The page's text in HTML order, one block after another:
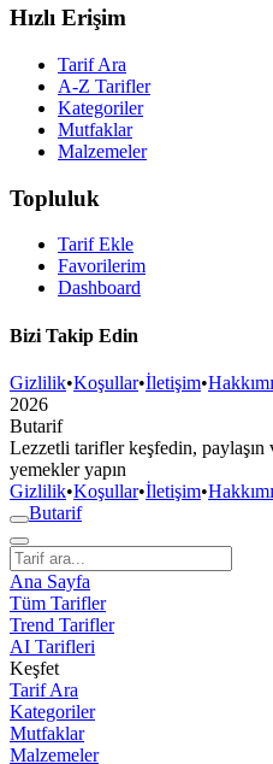
Hızlı Erişim
Tarif Ara
A-Z Tarifler
Kategoriler
Mutfaklar
Malzemeler
Topluluk
Tarif Ekle
Favorilerim
Dashboard
Bizi Takip Edin
Gizlilik•Koşullar•İletişim•
2026
Butarif
Lezzetli tarifler keşfedin, paylaşın
yemekler yapın
Gizlilik•Koşullar•İletişim•
Butarif
Ana Sayfa
Tüm Tarifler
Trend Tarifler
AI Tarifleri
Keşfet
Tarif Ara
Kategoriler
Mutfaklar
Malzemeler